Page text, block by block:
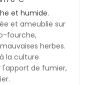
et humide.
et ameublie sur
fourche,
herbes.
la culture
de fumier,